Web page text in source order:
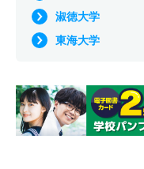
淑徳大学
東海大学